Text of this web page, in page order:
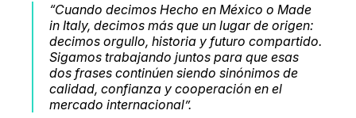
“Cuando decimos Hecho en México o Made
in Italy, decimos más que un lugar de origen:
decimos orgullo, historia y futuro compartido.
Sigamos trabajando juntos para que esas
dos frases continúen siendo sinónimos de
calidad, confianza y cooperación en el
mercado internacional”.